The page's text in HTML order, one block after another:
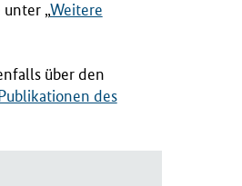
„Weitere
über den
des